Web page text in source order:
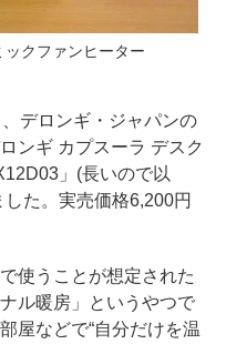
クファンヒーター
デロンギ・ジャパンの
ンギ カプスーラ デスク
」(長いので以
た。実売価格6,200円
使うことが想定された
ル暖房」というやつで
屋などで“自分だけを温